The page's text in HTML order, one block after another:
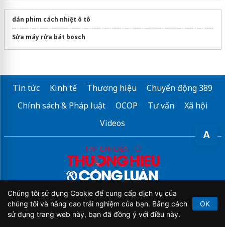
A
dán phim cách nhiệt ô tô
Sửa máy rửa bát bosch
Tin tức Kinh tế Thương hiệu
Chuyển động 389
Chính sách & Pháp luật
OCOP Tư vấn
Xã hội
Videos
Tạp chí điện tử Thương hiệu và Công luận của cơ quan Trung
Chúng tôi sử dụng Cookie để cung cấp dịch vụ của
chúng tôi và nâng cao trải nghiệm của bạn. Bằng cách
sử dụng trang web này, bạn đã đồng ý với điều này.
OK